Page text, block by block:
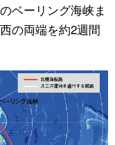
ベーリング海峡ま
の両端を約2週間